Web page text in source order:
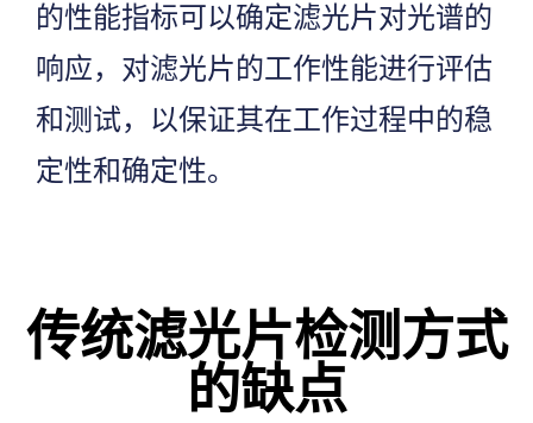
的性能指标可以确定滤光片对光谱的
响应，对滤光片的工作性能进行评估
和测试，以保证其在工作过程中的稳
定性和确定性。
传统滤光片检测方式
的缺点